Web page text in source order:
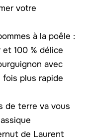
votre
à la poêle :
100 % délice
avec
plus rapide
de terre va vous
de Laurent